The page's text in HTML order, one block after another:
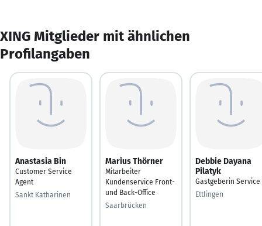
XING Mitglieder mit ähnlichen
Profilangaben
Anastasia Bin
Customer Service
Agent
Sankt Katharinen
Marius Thörner
Mitarbeiter
Kundenservice Front-
und Back-Office
Saarbrücken
Debbie Dayana
Pilatyk
Gastgeberin Service
Ettlingen